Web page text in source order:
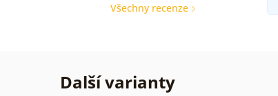
Všechny recenze
Další varianty